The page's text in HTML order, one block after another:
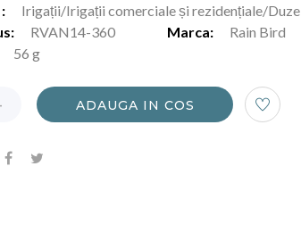
Irigații/Irigații comerciale și rezidențiale/Duze
RVAN14-360 Marca:
Rain Bird
56 g
ADAUGA IN COS